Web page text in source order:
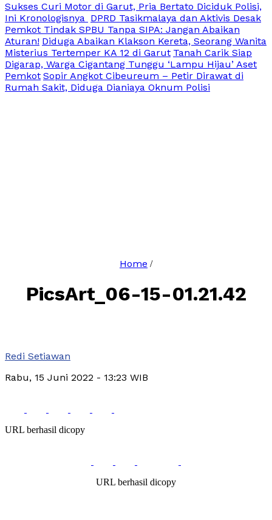
Sukses Curi Motor di Garut, Pria Bertato Diciduk Polisi,
Ini Kronologisnya DPRD Tasikmalaya dan Aktivis Desak
Pemkot Tindak SPBU Tanpa SIPA: Jangan Abaikan
Aturan! Diduga Abaikan Klakson Kereta, Seorang Wanita
Misterius Tertemper KA 12 di Garut Tanah Carik Siap
Digarap, Warga Cigantang Tunggu ‘Lampu Hijau’ Aset
Pemkot Sopir Angkot Cibeureum – Petir Dirawat di
Rumah Sakit, Diduga Dianiaya Oknum Polisi
Home /
PicsArt_06-15-01.21.42
Redi Setiawan
Rabu, 15 Juni 2022 - 13:23 WIB
URL berhasil dicopy
URL berhasil dicopy